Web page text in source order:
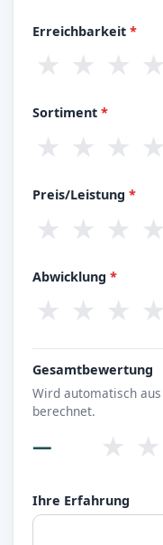
Erreichbarkeit*
★ ★ ★ ★
Sortiment*
★ ★ ★ ★
Preis/Leistung*
★ ★ ★ ★
Abwicklung*
★ ★ ★ ★
Gesamtbewertung
Wird automatisch
berechnet.
— ★ ★
Ihre Erfahrung